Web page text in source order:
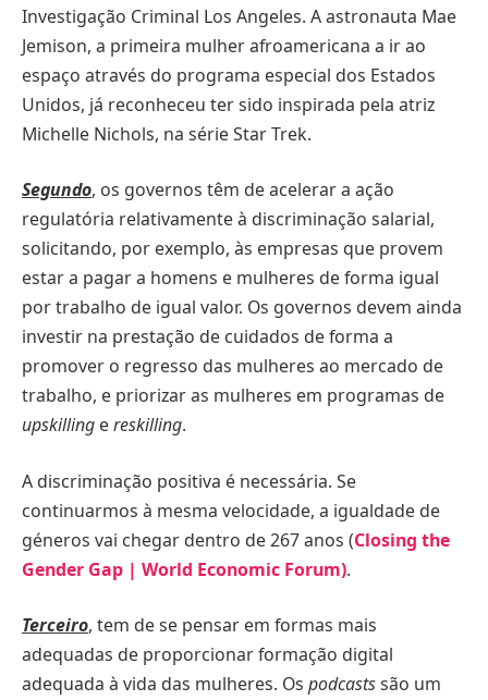
Investigação Criminal Los Angeles. A astronauta Mae
Jemison, a primeira mulher afroamericana a ir ao
espaço através do programa especial dos Estados
Unidos, já reconheceu ter sido inspirada pela atriz
Michelle Nichols, na série Star Trek.
Segundo, os governos têm de acelerar a ação
regulatória relativamente à discriminação salarial,
solicitando, por exemplo, às empresas que provem
estar a pagar a homens e mulheres de forma igual
por trabalho de igual valor. Os governos devem ainda
investir na prestação de cuidados de forma a
promover o regresso das mulheres ao mercado de
trabalho, e priorizar as mulheres em programas de
upskilling ereskilling.
A discriminação positiva é necessária. Se
continuarmos à mesma velocidade, a igualdade de
géneros vai chegar dentro de 267 anos (Closing the
Gender Gap | World Economic Forum).
Terceiro, tem de se pensar em formas mais
adequadas de proporcionar formação digital
adequada à vida das mulheres. Os podcastssão um